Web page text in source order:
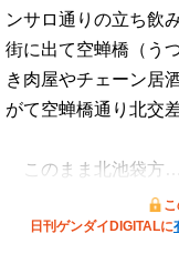
ンサロ通りの立ち飲
街に出て空蝉橋（う
き肉屋やチェーン居
がて空蝉橋通り北交
このまま北池袋方…
日刊ゲンダイDIGITALに